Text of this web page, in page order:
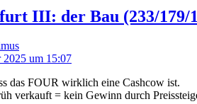
III: der Bau (233/179/
2025 um 15:07
das FOUR wirklich eine Cashcow ist.
verkauft = kein Gewinn durch